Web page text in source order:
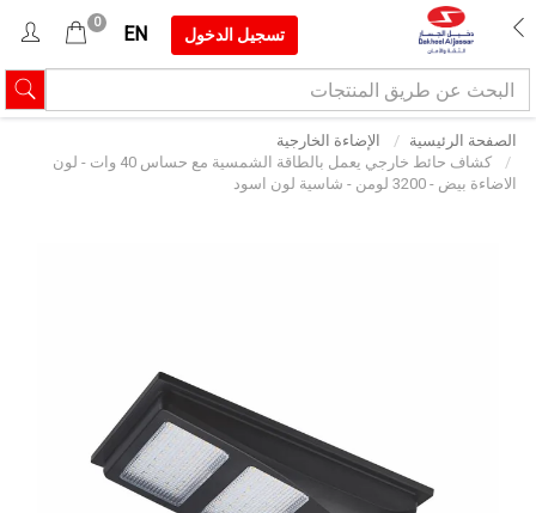
تسجيل الدخول EN
0
الصفحة الرئيسية
الإضاءة الخارجية
كشاف حائط خارجي يعمل بالطاقة الشمسية مع حساس 40 وات - لون
الاضاءة بيض - 3200 لومن - شاسية لون اسود